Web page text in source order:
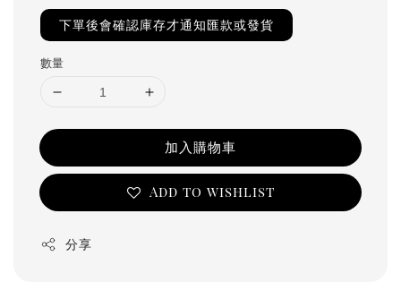
下單後會確認庫存才通知匯款或發貨
數量
加入購物車
Add to wishlist
分享